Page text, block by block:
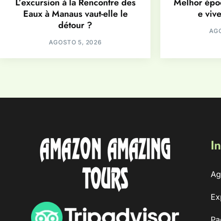
Eaux à Manaus vaut-elle le
détour ?
AGOSTO 5, 2026
e